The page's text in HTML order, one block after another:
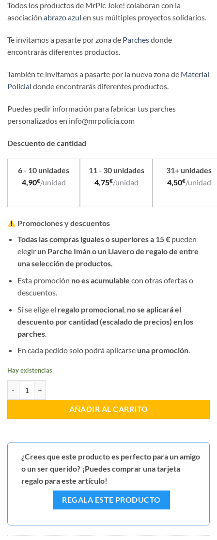
Todos los productos de MrPlc Joke! colaboran con la
asociación abrazo azul en sus múltiples proyectos solidarios.
Te invitamos a pasarte por zona de Parchesdonde
encontrarás diferentes productos.
También te invitamos a pasarte por la nueva zona de Material
Policial donde encontrarás diferentes productos.
Puedes pedir información para fabricar tus parches
personalizados en info@mrpolicia.com
Descuento de cantidad
6 - 10 unidades
4,90€/unidad
11 - 30 unidades
4,75€/unidad
31+ unidades
4,50€/unidad
Promociones y descuentos
Todas las compras iguales o superiores a 15 €pueden
elegir un Parche Imán o un Llavero de regalo de entre
una selección de productos.
Esta promoción no es acumulable con otras ofertas o
descuentos.
Si se elige el regalo promocional, no se aplicará el
descuento por cantidad (escalado de precios) en los
parches.
En cada pedido solo podrá aplicarse una promoción.
Hay existencias
AÑADIR AL CARRITO
¿Crees que este producto es perfecto para un amigo
o un ser querido? ¡Puedes comprar una tarjeta
regalo para este artículo!
REGALA ESTE PRODUCTO